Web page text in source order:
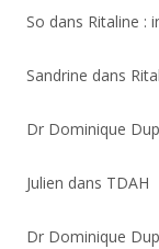
So dans Ritaline :
Sandrine dans
Dr Dominique
Julien dans TDAH
Dr Dominique